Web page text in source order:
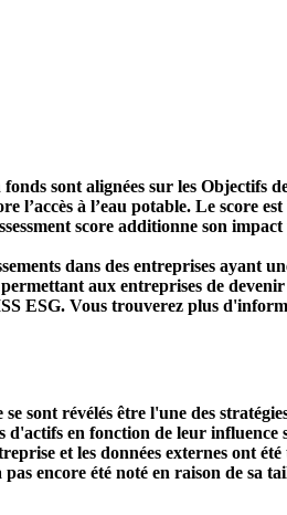
sont alignées sur les Objectifs
à l’eau potable. Le score
score additionne son
dans des entreprises ayant
aux entreprises de
ESG. Vous trouverez plus
sont révélés être l'une des
en fonction de leur
et les données externes ont
encore été noté en raison de sa